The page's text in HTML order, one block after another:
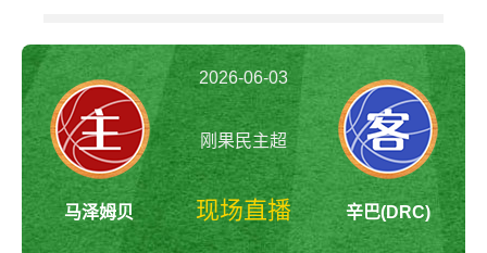
马泽姆贝
2026-06-03
21:00:00
刚果民主超
现场直播 辛巴(DRC)